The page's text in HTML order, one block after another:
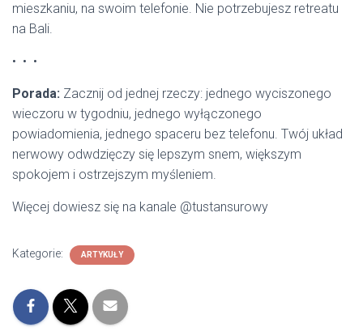
mieszkaniu, na swoim telefonie. Nie potrzebujesz retreatu
na Bali.
• • •
Porada: Zacznij od jednej rzeczy: jednego wyciszonego
wieczoru w tygodniu, jednego wyłączonego
powiadomienia, jednego spaceru bez telefonu. Twój układ
nerwowy odwdzięczy się lepszym snem, większym
spokojem i ostrzejszym myśleniem.
Więcej dowiesz się na kanale @tustansurowy
Kategorie: ARTYKUŁY